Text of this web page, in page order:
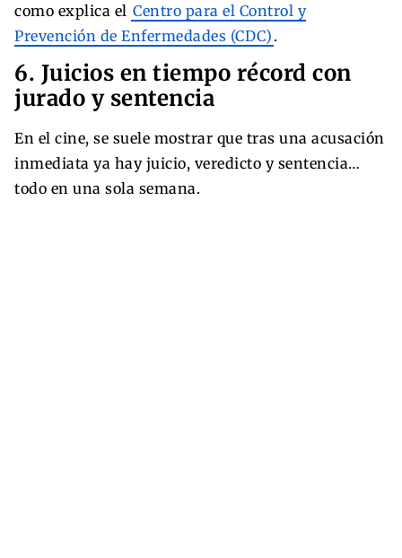
como explica el Centro para el Control y
Prevención de Enfermedades (CDC) .
6. Juicios en tiempo récord con
jurado y sentencia
En el cine, se suele mostrar que tras una acusación
inmediata ya hay juicio, veredicto y sentencia…
todo en una sola semana.